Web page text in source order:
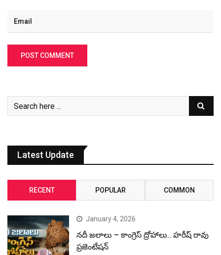
Latest Update
RECENT POPULAR COMMON
January 4, 2026
నదీ జలాలు – కాంగ్రెస్ ద్రోహాలు.. హరీష్ రావు
ప్రజెంటేషన్